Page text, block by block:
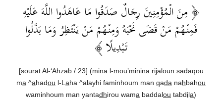
﴿ مِنَ الْمُؤْمِنِينَ رِجَالٌ صَدَقُوا مَا عَاهَدُوا اللَّهَ عَلَيْهِ
فَمِنْهُمْ مَنْ قَضَى نَحْبَهُ وَمِنْهُمْ مَنْ يَنْتَظِرُ وَمَا بَدَّلُوا
تَبْدِيلًا ﴾
[sourat Al-‘Ahzab / 23] (mina l-mou’minina rijaloun sadaqou
ma ^ahadou l-L aha ^alayhi faminhoum man qada nahbahou
waminhoum man yantadhirou wama baddalou tabdila)